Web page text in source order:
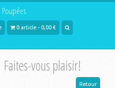
Poupées
0 article - 0,00 €
Faites-vous plaisir!
Retour